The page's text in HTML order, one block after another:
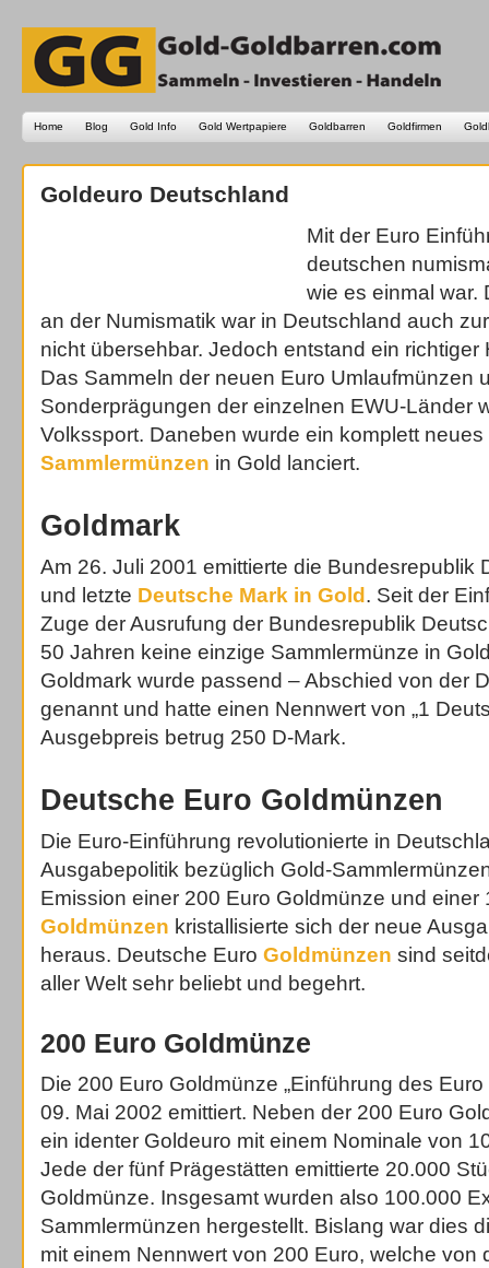
Home Blog Gold Info Gold Wertpapiere Goldbarren Goldfirmen
Goldeuro Deutschland
Mit der Euro
deutschen
wie es einmal war.
an der Numismatik war in Deutschland auch
nicht übersehbar. Jedoch entstand ein richtiger
Das Sammeln der neuen Euro Umlaufmünzen
Sonderprägungen der einzelnen EWU-Länder
Volkssport. Daneben wurde ein komplett
Sammlermünzen in Gold lanciert.
Goldmark
Am 26. Juli 2001 emittierte die Bundesrepublik
und letzte Deutsche Mark in Gold . Seit der
Zuge der Ausrufung der Bundesrepublik
50 Jahren keine einzige Sammlermünze in
Goldmark wurde passend – Abschied von der
genannt und hatte einen Nennwert von „1
Ausgebpreis betrug 250 D-Mark.
Deutsche Euro Goldmünzen
Die Euro-Einführung revolutionierte in
Ausgabepolitik bezüglich Gold-
Emission einer 200 Euro Goldmünze und
Goldmünzen kristallisierte sich der neue
heraus. Deutsche Euro Goldmünzen sind
aller Welt sehr beliebt und begehrt.
200 Euro Goldmünze
Die 200 Euro Goldmünze „Einführung des
09. Mai 2002 emittiert. Neben der 200 Euro
ein identer Goldeuro mit einem Nominale von
Jede der fünf Prägestätten emittierte 20.000
Goldmünze. Insgesamt wurden also 100.000
Sammlermünzen hergestellt. Bislang war dies
mit einem Nennwert von 200 Euro, welche von